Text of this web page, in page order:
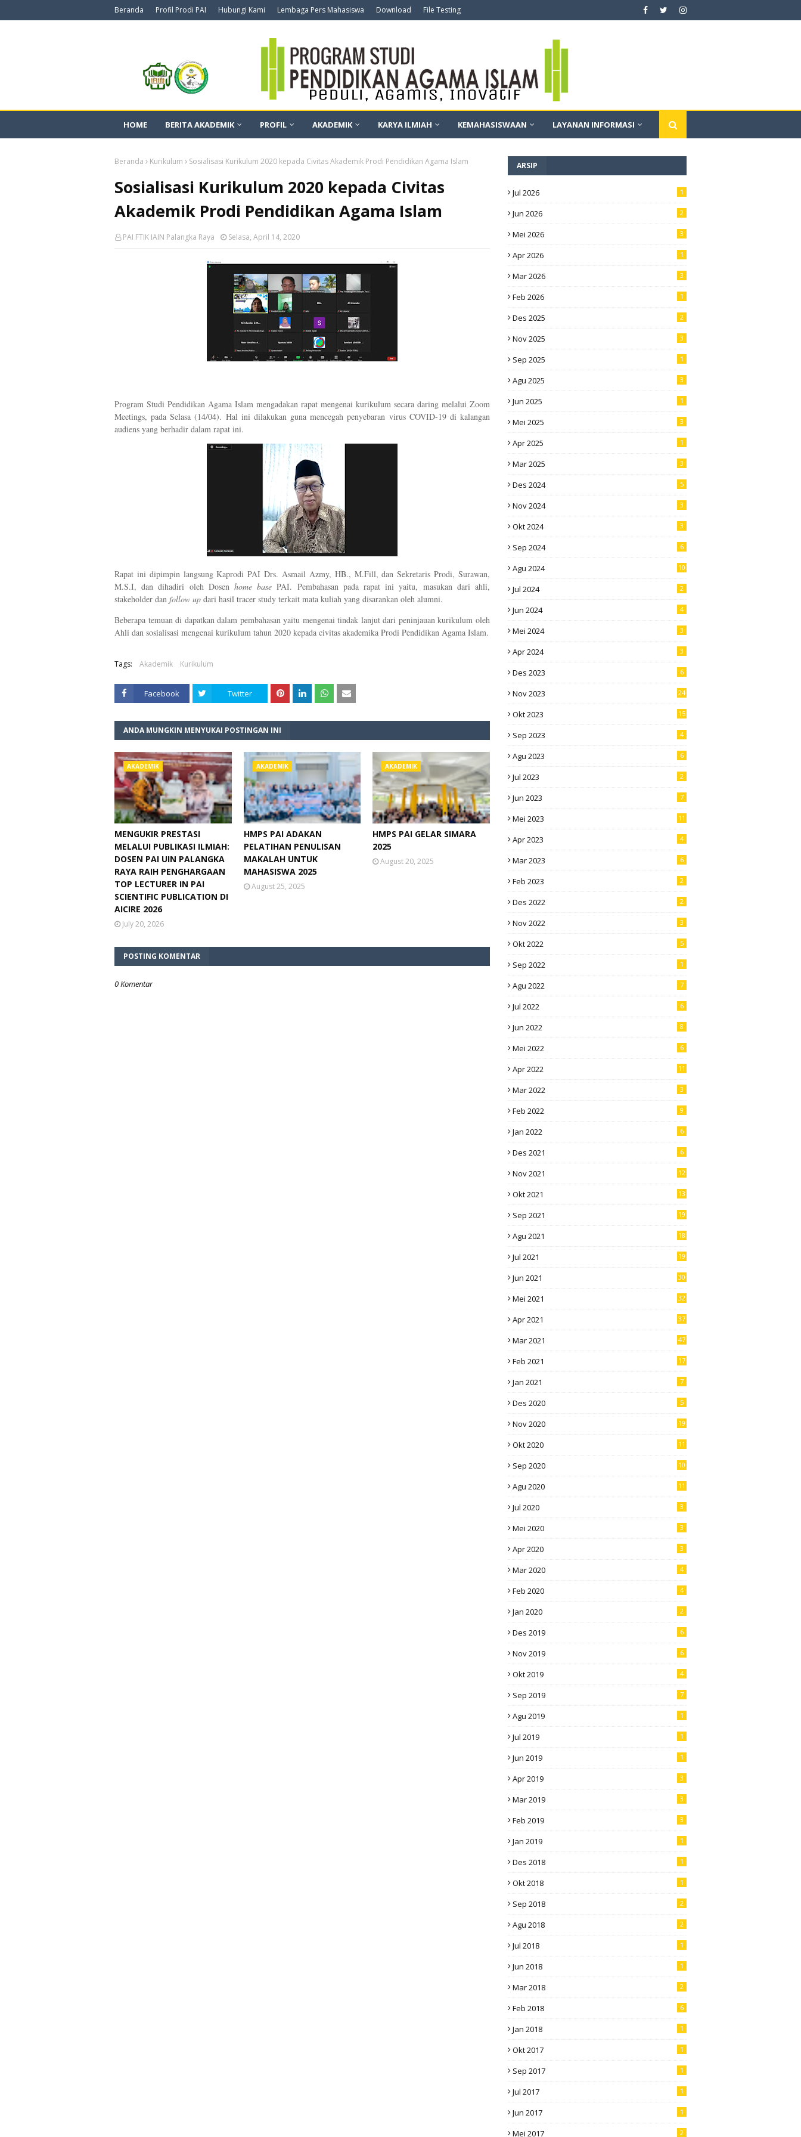
Beranda Profil Prodi PAI Hubungi Kami Lembaga Pers Mahasiswa Download File Testing
HOME BERITA AKADEMIK PROFIL AKADEMIK KARYA ILMIAH KEMAHASISWAAN LAYANAN INFORMASI
Beranda Kurikulum Sosialisasi Kurikulum 2020 kepada Civitas Akademik Prodi Pendidikan Agama Islam
Sosialisasi Kurikulum 2020 kepada Civitas
Akademik Prodi Pendidikan Agama Islam
PAI FTIK IAIN Palangka Raya Selasa, April 14, 2020
Program Studi Pendidikan Agama Islam mengadakan rapat mengenai kurikulum secara daring melalui Zoom
Meetings, pada Selasa (14/04). Hal ini dilakukan guna mencegah penyebaran virus COVID-19 di kalangan
audiens yang berhadir dalam rapat ini.
Rapat ini dipimpin langsung Kaprodi PAI Drs. Asmail Azmy, HB., M.Fill, dan Sekretaris Prodi, Surawan,
M.S.I, dan dihadiri oleh Dosen home base PAI. Pembahasan pada rapat ini yaitu, masukan dari ahli,
stakeholder dan follow up dari hasil tracer study terkait mata kuliah yang disarankan oleh alumni.
Beberapa temuan di dapatkan dalam pembahasan yaitu mengenai tindak lanjut dari peninjauan kurikulum oleh
Ahli dan sosialisasi mengenai kurikulum tahun 2020 kepada civitas akademika Prodi Pendidikan Agama Islam.
Tags: Akademik Kurikulum
Facebook Twitter
ANDA MUNGKIN MENYUKAI POSTINGAN INI
AKADEMIK
MENGUKIR PRESTASI
MELALUI PUBLIKASI ILMIAH:
DOSEN PAI UIN PALANGKA
RAYA RAIH PENGHARGAAN
TOP LECTURER IN PAI
SCIENTIFIC PUBLICATION DI
AICIRE 2026
July 20, 2026
AKADEMIK
HMPS PAI ADAKAN
PELATIHAN PENULISAN
MAKALAH UNTUK
MAHASISWA 2025
August 25, 2025
AKADEMIK
HMPS PAI GELAR SIMARA
2025
August 20, 2025
POSTING KOMENTAR
0 Komentar
ARSIP
Jul 2026 1
Jun 2026 2
Mei 2026 3
Apr 2026 1
Mar 2026 3
Feb 2026 1
Des 2025 2
Nov 2025 3
Sep 2025 1
Agu 2025 3
Jun 2025 1
Mei 2025 3
Apr 2025 1
Mar 2025 3
Des 2024 5
Nov 2024 3
Okt 2024 3
Sep 2024 6
Agu 2024 10
Jul 2024 2
Jun 2024 4
Mei 2024 3
Apr 2024 3
Des 2023 6
Nov 2023 24
Okt 2023 15
Sep 2023 4
Agu 2023 6
Jul 2023 2
Jun 2023 7
Mei 2023 11
Apr 2023 4
Mar 2023 6
Feb 2023 2
Des 2022 2
Nov 2022 3
Okt 2022 5
Sep 2022 1
Agu 2022 7
Jul 2022 6
Jun 2022 8
Mei 2022 6
Apr 2022 11
Mar 2022 3
Feb 2022 9
Jan 2022 6
Des 2021 6
Nov 2021 12
Okt 2021 13
Sep 2021 19
Agu 2021 18
Jul 2021 19
Jun 2021 30
Mei 2021 32
Apr 2021 37
Mar 2021 47
Feb 2021 17
Jan 2021 7
Des 2020 5
Nov 2020 19
Okt 2020 11
Sep 2020 10
Agu 2020 11
Jul 2020 3
Mei 2020 3
Apr 2020 3
Mar 2020 4
Feb 2020 4
Jan 2020 2
Des 2019 6
Nov 2019 6
Okt 2019 4
Sep 2019 7
Agu 2019 1
Jul 2019 1
Jun 2019 1
Apr 2019 3
Mar 2019 3
Feb 2019 3
Jan 2019 1
Des 2018 1
Okt 2018 1
Sep 2018 2
Agu 2018 2
Jul 2018 1
Jun 2018 1
Mar 2018 2
Feb 2018 6
Jan 2018 1
Okt 2017 1
Sep 2017 1
Jul 2017 1
Jun 2017 1
Mei 2017 2